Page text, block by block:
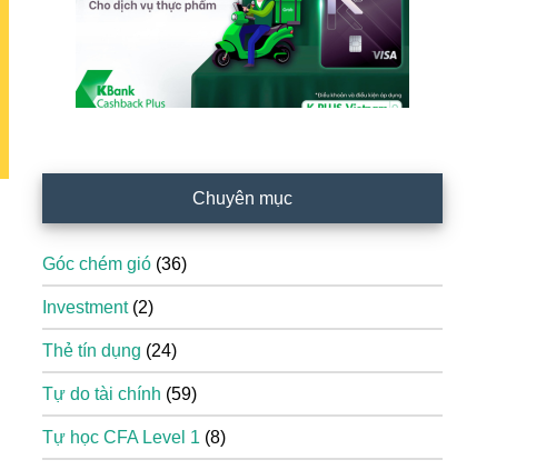
Chuyên mục
Góc chém gió (36)
Investment(2)
Thẻ tín dụng (24)
Tự do tài chính (59)
Tự học CFA Level 1 (8)